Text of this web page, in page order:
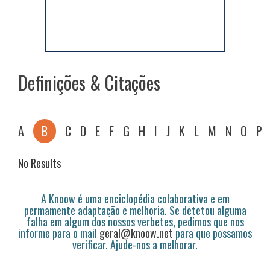
Definições & Citações
A B C D E F G H I J K L M N O P
No Results
A Knoow é uma enciclopédia colaborativa e em
permamente adaptação e melhoria. Se detetou alguma
falha em algum dos nossos verbetes, pedimos que nos
informe para o mail geral@knoow.netpara que possamos
verificar. Ajude-nos a melhorar.